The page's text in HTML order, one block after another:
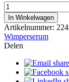
Revitalash®
Advanced
2.0ml
aantal
In Winkelwagen
Artikelnummer:
Wimperserum
Delen